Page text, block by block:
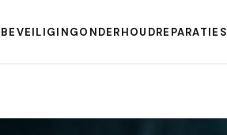
BEVEILIGINGONDERHOUDREPARATIES